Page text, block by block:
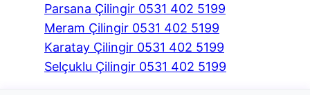
Parsana Çilingir 0531 402 5199
Meram Çilingir 0531 402 5199
Karatay Çilingir 0531 402 5199
Selçuklu Çilingir 0531 402 5199